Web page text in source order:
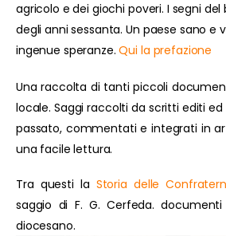
agricolo e dei giochi poveri. I segni
degli anni sessanta. Un paese sano e
ingenue speranze.Qui la prefazione
Una raccolta di tanti piccoli
locale. Saggi raccolti da scritti editi
passato, commentati e integrati in
una facile lettura.
Tra questi la Storia delle
saggio di F. G. Cerfeda. documenti
diocesano.